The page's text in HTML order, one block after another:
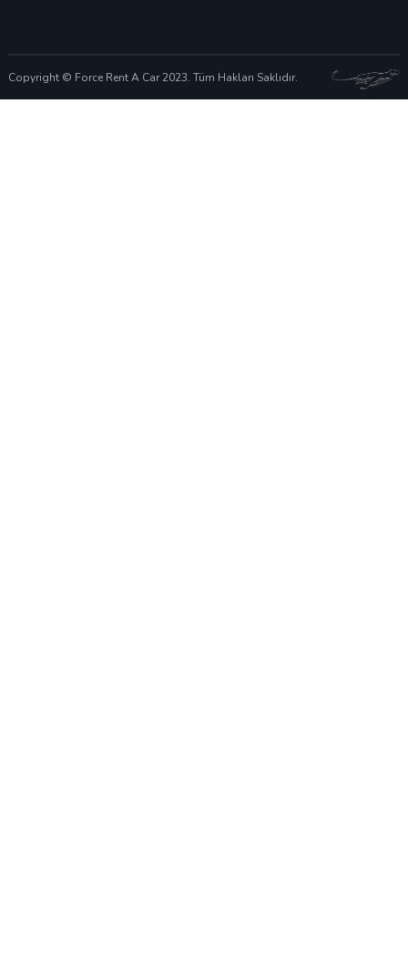
Copyright © Force Rent A Car 2023. Tüm Hakları Saklıdır.